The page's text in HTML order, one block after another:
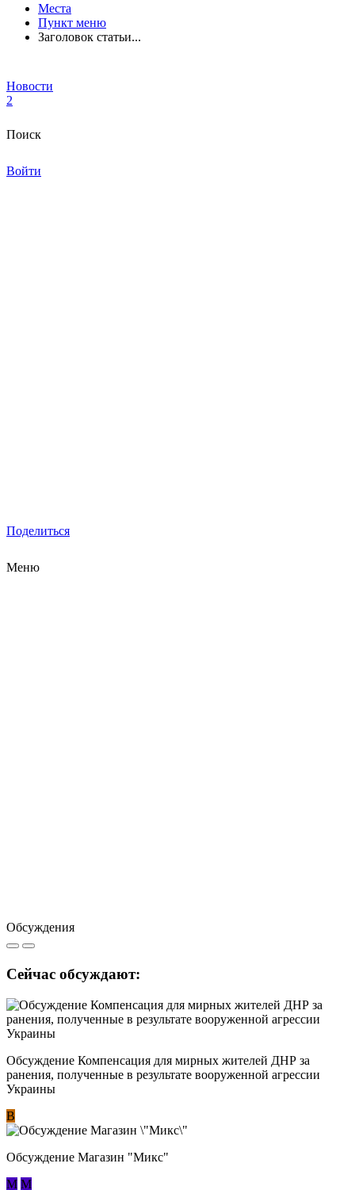
Места
Пункт меню
Заголовок статьи...
Новости
2
Поиск
Войти
Поделиться
Меню
Обсуждения
Сейчас обсуждают:
Обсуждение Компенсация для мирных жителей ДНР за
ранения, полученные в результате вооруженной агрессии
Украины
В
Обсуждение Магазин "Микс"
М М